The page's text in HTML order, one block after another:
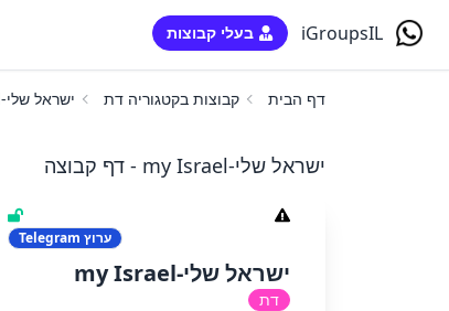
iGroupsIL בעלי קבוצות
דף הבית קבוצות בקטגוריה דת ישראל שלי-my Israel
ישראל שלי-my Israel - דף קבוצה
ערוץ
ישראל שלי-my Israel
דת